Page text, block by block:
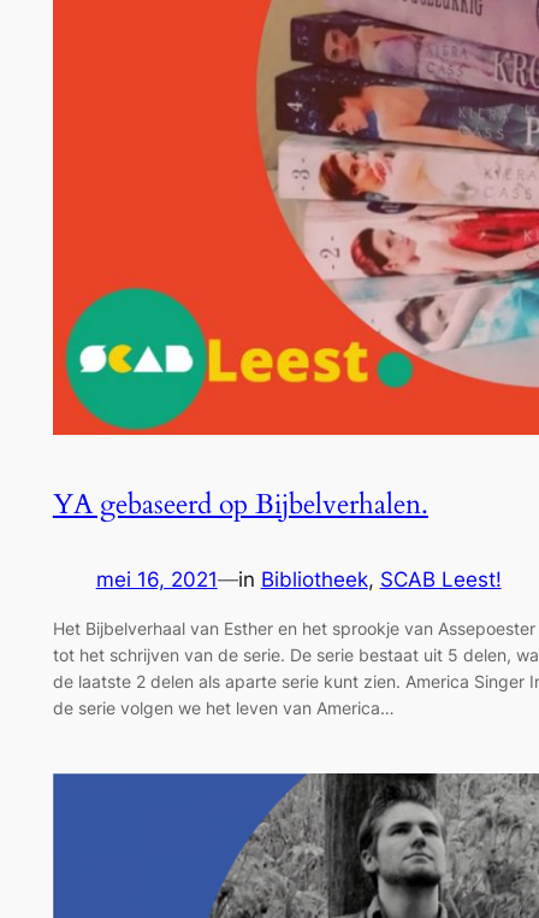
YA gebaseerd op Bijbelverhalen.
mei 16, 2021—in Bibliotheek, SCAB Leest!
Het Bijbelverhaal van Esther en het sprookje van
tot het schrijven van de serie. De serie bestaat uit 5 delen,
de laatste 2 delen als aparte serie kunt zien. America Singer
de serie volgen we het leven van America…